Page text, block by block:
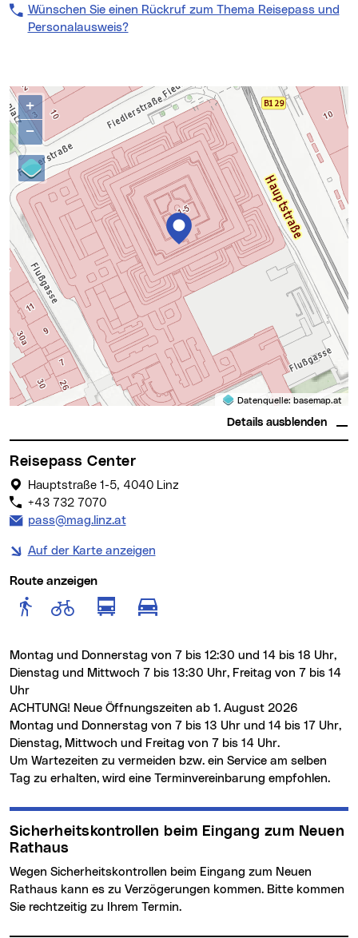
Wünschen Sie einen Rückruf zum Thema Reisepass und
Personalausweis?
Kontakte
Karte überspringen
+
−
Datenquelle: basemap.at
Details ausblenden
Reisepass Center
Hauptstraße 1-5, 4040 Linz
+43 732 7070
E-Mail Adresse:
pass@mag.linz.at
Auf der Karte anzeigen
Route anzeigen
Route anzeigen für Fußgänger
Route anzeigen für
Route anzeigen für
Route anzeigen für
Montag und Donnerstag von 7 bis 12:30 und 14 bis 18 Uhr,
Dienstag und Mittwoch 7 bis 13:30 Uhr, Freitag von 7 bis 14
Uhr
ACHTUNG! Neue Öffnungszeiten ab 1. August 2026
Montag und Donnerstag von 7 bis 13 Uhr und 14 bis 17 Uhr,
Dienstag, Mittwoch und Freitag von 7 bis 14 Uhr.
Um Wartezeiten zu vermeiden bzw. ein Service am selben
Tag zu erhalten, wird eine Terminvereinbarung empfohlen.
Sicherheitskontrollen beim Eingang zum Neuen
Rathaus
Wegen Sicherheitskontrollen beim Eingang zum Neuen
Rathaus kann es zu Verzögerungen kommen. Bitte kommen
Sie rechtzeitig zu Ihrem Termin.